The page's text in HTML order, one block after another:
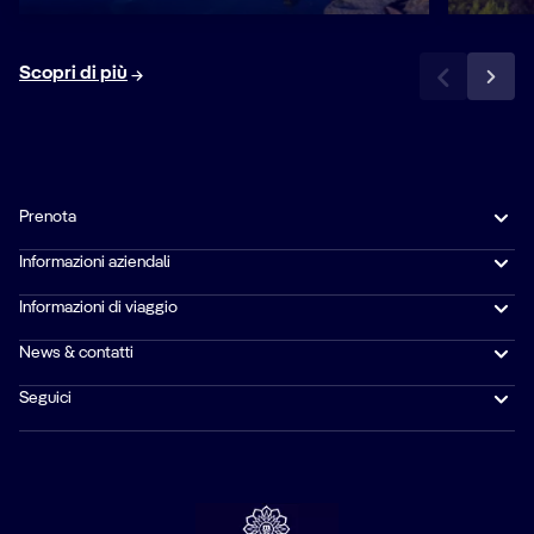
Scopri di più
Prenota
Informazioni aziendali
Informazioni di viaggio
News & contatti
Seguici